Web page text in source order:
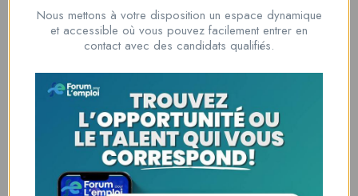
Nous contacter
00228 91917788
monde du travail. Que vous soyez à la recherche d’une nouvelle
opportunité professionnelle ou que vous souhaitiez recruter les meilleurs
Lome, Togo
Nous mettons à votre disposition un espace dynamique
et accessible où vous pouvez facilement entrer en
contact avec des candidats qualifiés.